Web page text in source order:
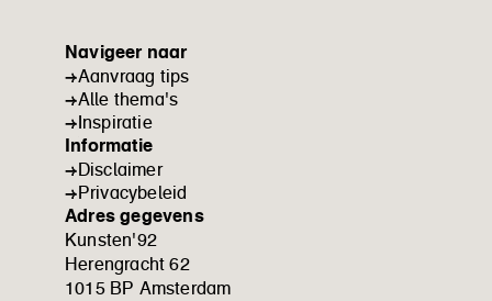
Navigeer naar
Aanvraag tips
Alle thema's
Inspiratie
Informatie
Disclaimer
Privacybeleid
Adres gegevens
Kunsten'92
Herengracht 62
1015 BP Amsterdam